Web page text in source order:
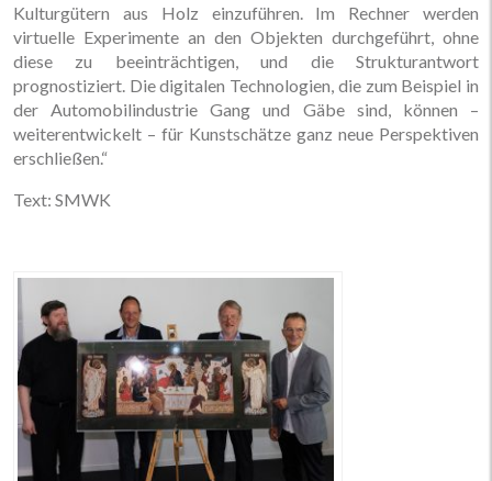
Kulturgütern aus Holz einzuführen. Im Rechner werden
virtuelle Experimente an den Objekten durchgeführt, ohne
diese zu beeinträchtigen, und die Strukturantwort
prognostiziert. Die digitalen Technologien, die zum Beispiel in
der Automobilindustrie Gang und Gäbe sind, können –
weiterentwickelt – für Kunstschätze ganz neue Perspektiven
erschließen.“
Text: SMWK